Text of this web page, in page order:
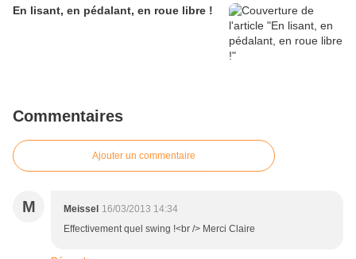
En lisant, en pédalant, en roue libre !
Commentaires
Ajouter un commentaire
M Meissel 16/03/2013 14:34
Effectivement quel swing !<br /> Merci Claire